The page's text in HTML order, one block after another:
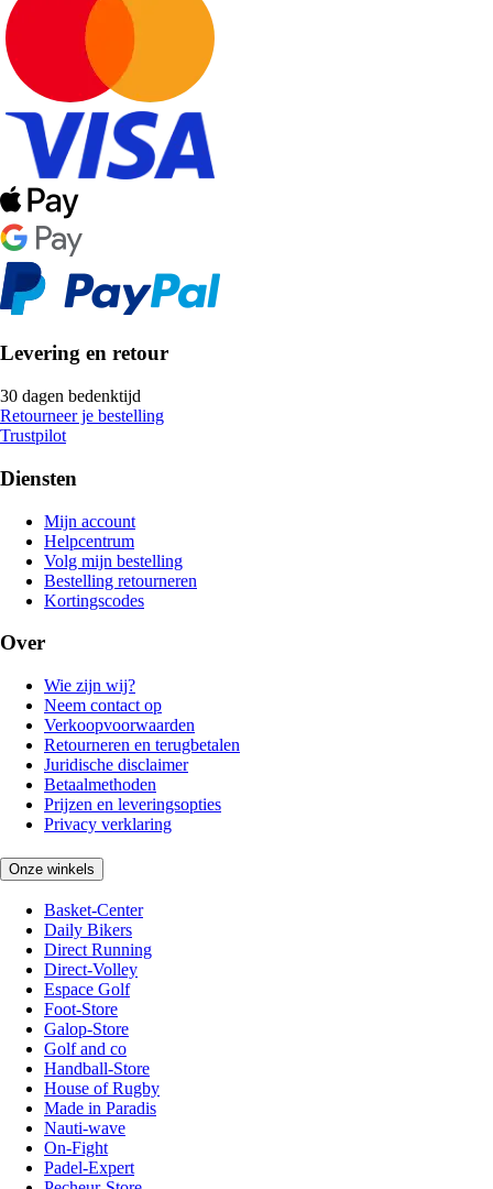
Levering en retour
30 dagen bedenktijd
Retourneer je bestelling
Trustpilot
Diensten
Mijn account
Helpcentrum
Volg mijn bestelling
Bestelling retourneren
Kortingscodes
Over
Wie zijn wij?
Neem contact op
Verkoopvoorwaarden
Retourneren en terugbetalen
Juridische disclaimer
Betaalmethoden
Prijzen en leveringsopties
Privacy verklaring
Onze winkels
Basket-Center
Daily Bikers
Direct Running
Direct-Volley
Espace Golf
Foot-Store
Galop-Store
Golf and co
Handball-Store
House of Rugby
Made in Paradis
Nauti-wave
On-Fight
Padel-Expert